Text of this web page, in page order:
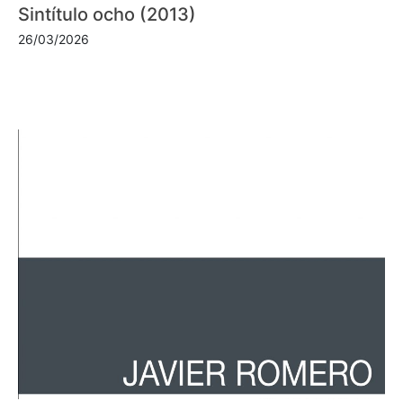
Sintítulo ocho (2013)
26/03/2026